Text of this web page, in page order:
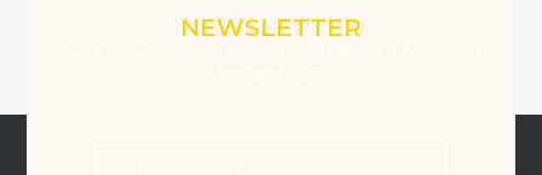
NEWSLETTER